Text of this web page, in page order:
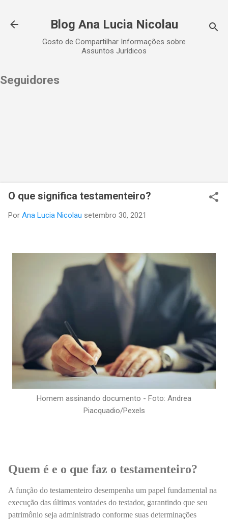
Blog Ana Lucia Nicolau
Gosto de Compartilhar Informações sobre
Assuntos Jurídicos
Seguidores
O que significa testamenteiro?
Por Ana Lucia Nicolau setembro 30, 2021
Homem assinando documento - Foto: Andrea
Piacquadio/Pexels
Quem é e o que faz o testamenteiro?
A função do testamenteiro desempenha um papel fundamental na
execução das últimas vontades do testador, garantindo que seu
patrimônio seja administrado conforme suas determinações